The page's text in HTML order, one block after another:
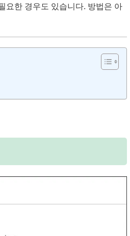
요한 경우도 있습니다. 방법은 아